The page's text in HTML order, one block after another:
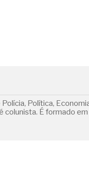
Política,
É formado